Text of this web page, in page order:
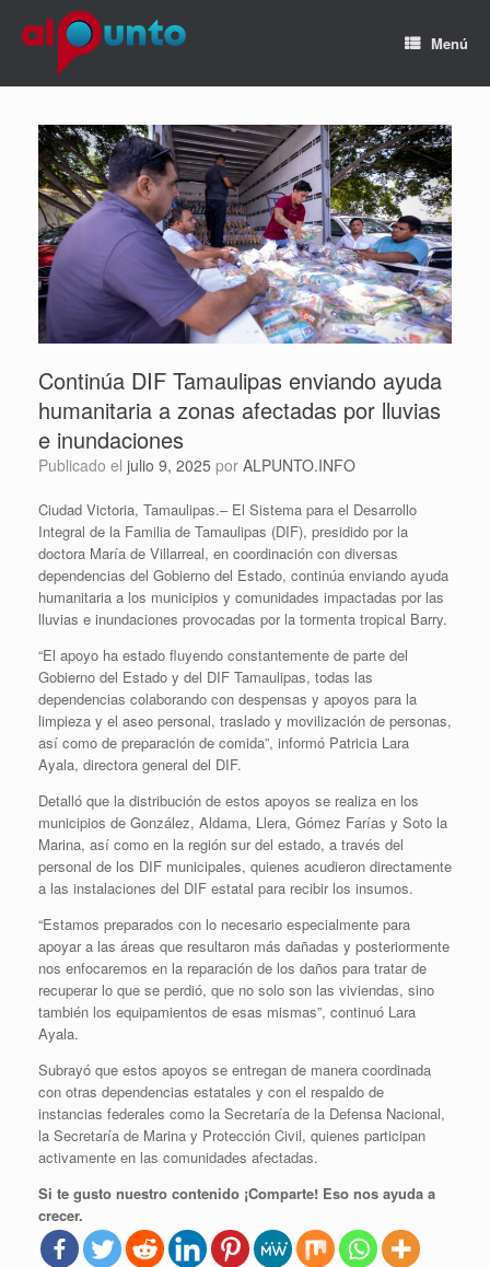
Menú
Continúa DIF Tamaulipas enviando ayuda
humanitaria a zonas afectadas por lluvias
e inundaciones
Publicado el julio 9, 2025 por ALPUNTO.INFO
Ciudad Victoria, Tamaulipas.– El Sistema para el Desarrollo
Integral de la Familia de Tamaulipas (DIF), presidido por la
doctora María de Villarreal, en coordinación con diversas
dependencias del Gobierno del Estado, continúa enviando ayuda
humanitaria a los municipios y comunidades impactadas por las
lluvias e inundaciones provocadas por la tormenta tropical Barry.
“El apoyo ha estado fluyendo constantemente de parte del
Gobierno del Estado y del DIF Tamaulipas, todas las
dependencias colaborando con despensas y apoyos para la
limpieza y el aseo personal, traslado y movilización de personas,
así como de preparación de comida”, informó Patricia Lara
Ayala, directora general del DIF.
Detalló que la distribución de estos apoyos se realiza en los
municipios de González, Aldama, Llera, Gómez Farías y Soto la
Marina, así como en la región sur del estado, a través del
personal de los DIF municipales, quienes acudieron directamente
a las instalaciones del DIF estatal para recibir los insumos.
“Estamos preparados con lo necesario especialmente para
apoyar a las áreas que resultaron más dañadas y posteriormente
nos enfocaremos en la reparación de los daños para tratar de
recuperar lo que se perdió, que no solo son las viviendas, sino
también los equipamientos de esas mismas”, continuó Lara
Ayala.
Subrayó que estos apoyos se entregan de manera coordinada
con otras dependencias estatales y con el respaldo de
instancias federales como la Secretaría de la Defensa Nacional,
la Secretaría de Marina y Protección Civil, quienes participan
activamente en las comunidades afectadas.
Si te gusto nuestro contenido ¡Comparte! Eso nos ayuda a
crecer.